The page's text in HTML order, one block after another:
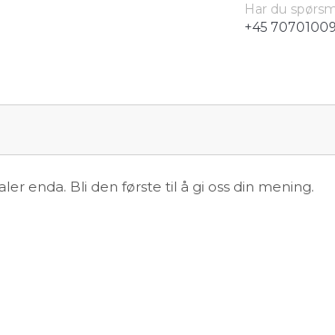
Har du
+45 70701009
enda. Bli den første til å gi oss din mening.